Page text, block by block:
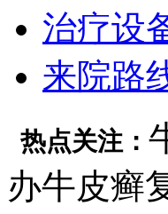
治疗设
来院路
热点关注：
办牛皮癣